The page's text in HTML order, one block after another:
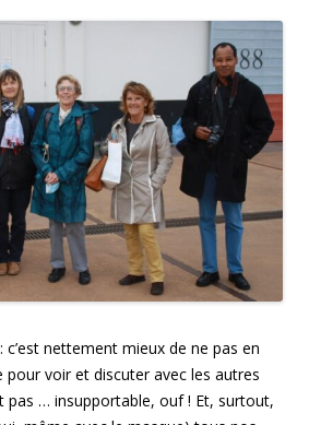
nettement mieux de ne pas en
pour voir et discuter avec les autres
pas … insupportable, ouf ! Et, surtout,